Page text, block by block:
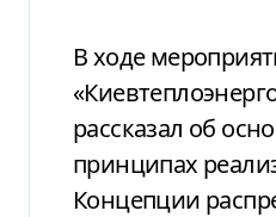
В ходе
рассказал об
принципах
Концепции